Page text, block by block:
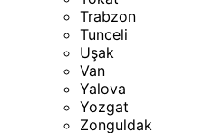
Trabzon
Tunceli
Uşak
Van
Yalova
Yozgat
Zonguldak